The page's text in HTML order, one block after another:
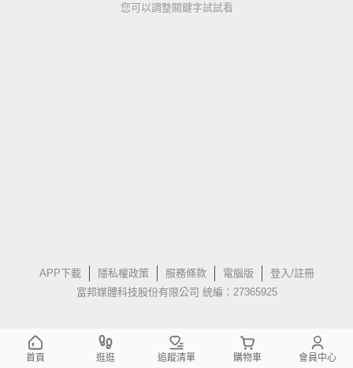
您可以調整關鍵字試試看
APP下載 隱私權政策 服務條款 電腦版
登入/註冊
富邦媒體科技股份有限公司 統編：27365925
首頁 逛逛 追蹤清單 購物車 會員中心